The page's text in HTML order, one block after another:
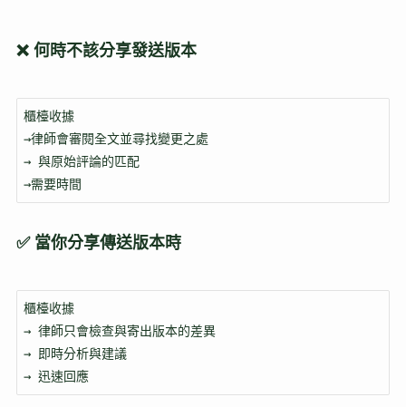
❌ 何時不該分享發送版本
櫃檯收據
→律師會審閱全文並尋找變更之處
→ 與原始評論的匹配
→需要時間
✅ 當你分享傳送版本時
櫃檯收據
→ 律師只會檢查與寄出版本的差異
→ 即時分析與建議
→ 迅速回應